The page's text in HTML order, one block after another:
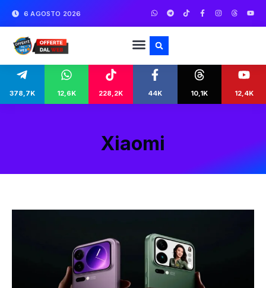
6 AGOSTO 2026
378,7K 12,6K 228,2K 44K 10,1K 12,4K
Xiaomi